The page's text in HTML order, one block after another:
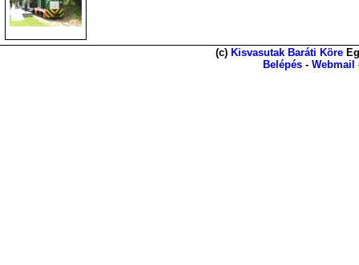
(c) Kisvasutak Baráti Köre
Belépés - Webmail